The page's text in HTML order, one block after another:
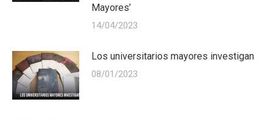
Mayores’
14/04/2023
Los universitarios mayores investigan
08/01/2023